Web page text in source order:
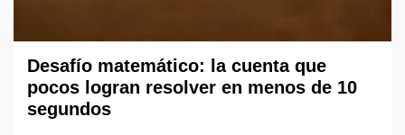
Desafío matemático: la cuenta que
pocos logran resolver en menos de 10
segundos